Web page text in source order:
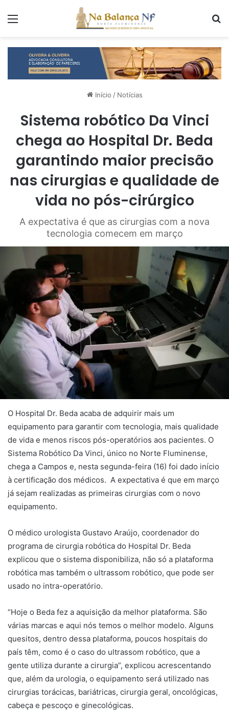
Início / Notícias
Sistema robótico Da Vinci
chega ao Hospital Dr. Beda
garantindo maior precisão
nas cirurgias e qualidade de
vida no pós-cirúrgico
A expectativa é que as cirurgias com a nova
tecnologia comecem em março
O Hospital Dr. Beda acaba de adquirir mais um
equipamento para garantir com tecnologia, mais qualidade
de vida e menos riscos pós-operatórios aos pacientes. O
Sistema Robótico Da Vinci, único no Norte Fluminense,
chega a Campos e, nesta segunda-feira (16) foi dado início
à certificação dos médicos. A expectativa é que em março
já sejam realizadas as primeiras cirurgias com o novo
equipamento.
O médico urologista Gustavo Araújo, coordenador do
programa de cirurgia robótica do Hospital Dr. Beda
explicou que o sistema disponibiliza, não só a plataforma
robótica mas também o ultrassom robótico, que pode ser
usado no intra-operatório.
“Hoje o Beda fez a aquisição da melhor plataforma. São
várias marcas e aqui nós temos o melhor modelo. Alguns
quesitos, dentro dessa plataforma, poucos hospitais do
país têm, como é o caso do ultrassom robótico, que a
gente utiliza durante a cirurgia”, explicou acrescentando
que, além da urologia, o equipamento será utilizado nas
cirurgias torácicas, bariátricas, cirurgia geral, oncológicas,
cabeça e pescoço e ginecológicas.